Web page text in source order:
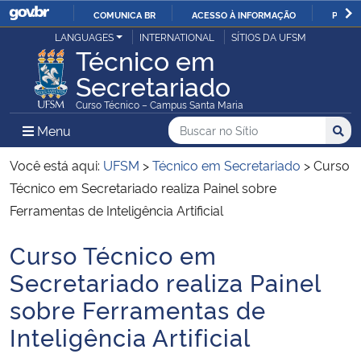
IR
PARA
O
CONTEÚDO
COMUNICA BR ACESSO À INFORMAÇÃO
Ministério da Justiça e Segurança Pública
Ministério da Defesa
Ministério das Relações Exteriores
Ministério da Economia
Ministério da Infraestrutura
Ministério da Agricultura, Pecuária e Abastecimento
Ministério da Educação
LANGUAGES INTERNATIONAL SÍTIOS DA UFSM
Técnico em
Secretariado
Curso Técnico – Campus Santa Maria
Menu Menu Principal do Sítio
Busca
Buscar no no Sítio
Busca:
Você está aqui: UFSM >Técnico em Secretariado >Curso
Técnico em Secretariado realiza Painel sobre
Ferramentas de Inteligência Artificial
Início do conteúdo
Curso Técnico em
Secretariado realiza Painel
sobre Ferramentas de
Inteligência Artificial